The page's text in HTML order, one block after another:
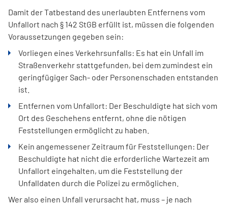
Damit der Tatbestand des unerlaubten Entfernens vom
Unfallort nach § 142 StGB erfüllt ist, müssen die folgenden
Voraussetzungen gegeben sein:
Vorliegen eines Verkehrsunfalls: Es hat ein Unfall im
Straßenverkehr stattgefunden, bei dem zumindest ein
geringfügiger Sach- oder Personenschaden entstanden
ist.
Entfernen vom Unfallort: Der Beschuldigte hat sich vom
Ort des Geschehens entfernt, ohne die nötigen
Feststellungen ermöglicht zu haben.
Kein angemessener Zeitraum für Feststellungen: Der
Beschuldigte hat nicht die erforderliche Wartezeit am
Unfallort eingehalten, um die Feststellung der
Unfalldaten durch die Polizei zu ermöglichen.
Wer also einen Unfall verursacht hat, muss – je nach